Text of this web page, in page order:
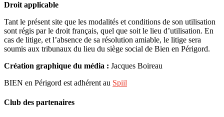
Droit applicable
Tant le présent site que les modalités et conditions de son utilisation
sont régis par le droit français, quel que soit le lieu d’utilisation. En
cas de litige, et l’absence de sa résolution amiable, le litige sera
soumis aux tribunaux du lieu du siège social de Bien en Périgord.
Création graphique du média : Jacques Boireau
BIEN en Périgord est adhérent au Spiil
Club des partenaires